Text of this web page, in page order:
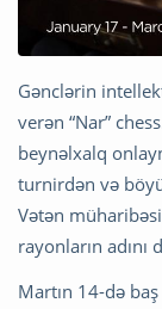
Gənclərin
verən “Nar”
beynəlxalq
turnirdən və
Vətən
rayonların adını
Martın 14-də